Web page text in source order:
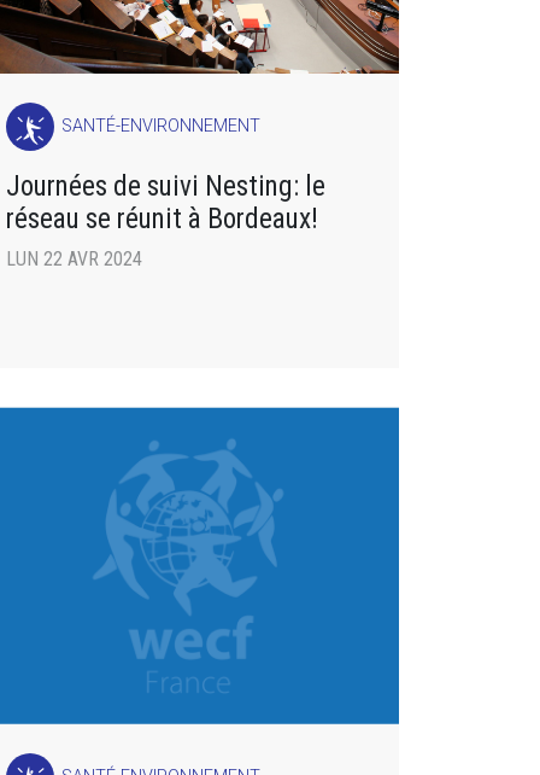
SANTÉ-ENVIRONNEMENT
Journées de suivi Nesting: le
réseau se réunit à Bordeaux!
LUN 22 AVR 2024